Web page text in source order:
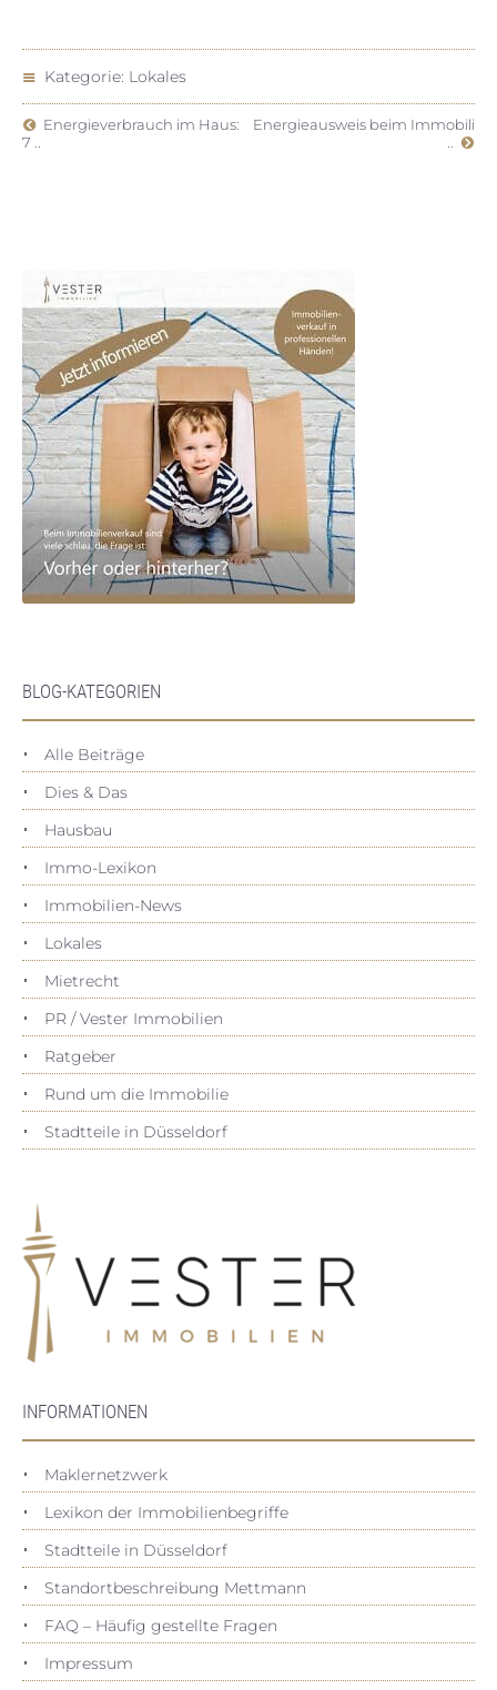
frühzeitig Kontakt aufzunehmen.
Kategorie: Lokales
Energieverbrauch im Haus:
7 ..
Energieausweis beim Immobili
BLOG-KATEGORIEN
Alle Beiträge
Dies & Das
Hausbau
Immo-Lexikon
Immobilien-News
Lokales
Mietrecht
PR / Vester Immobilien
Ratgeber
Rund um die Immobilie
Stadtteile in Düsseldorf
INFORMATIONEN
Maklernetzwerk
Lexikon der Immobilienbegriffe
Stadtteile in Düsseldorf
Standortbeschreibung Mettmann
FAQ – Häufig gestellte Fragen
Impressum